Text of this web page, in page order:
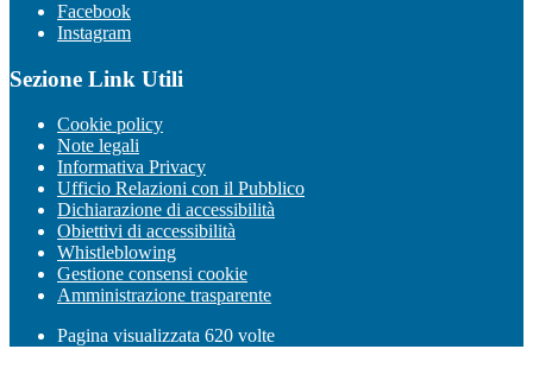
Facebook
Instagram
Sezione Link Utili
Cookie policy
Note legali
Informativa Privacy
Ufficio Relazioni con il Pubblico
Dichiarazione di accessibilità
Obiettivi di accessibilità
Whistleblowing
Gestione consensi cookie
Amministrazione trasparente
Pagina visualizzata 620 volte